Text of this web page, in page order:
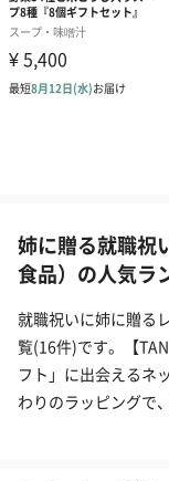
姉に贈る就職祝
食品）の人気ラ
就職祝いに姉に贈る
覧(16件)です。【
フト」に出会えるネ
わりのラッピングで